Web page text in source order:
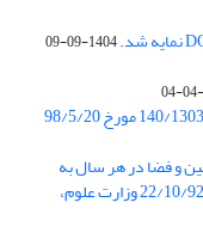
1404-09-09
فیزیک زمین و فضا در هر سال به
زبان انگلیسی در جلسه کار گروه علوم پایه مورخ 22/10/92 وزارت علوم،